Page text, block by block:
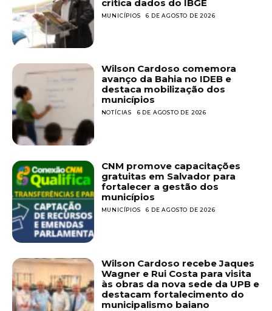
critica dados do IBGE
MUNICÍPIOS 6 DE AGOSTO DE 2026
Wilson Cardoso comemora
avanço da Bahia no IDEB e
destaca mobilização dos
municípios
NOTÍCIAS 6 DE AGOSTO DE 2026
CNM promove capacitações
gratuitas em Salvador para
fortalecer a gestão dos
municípios
MUNICÍPIOS 6 DE AGOSTO DE 2026
Wilson Cardoso recebe Jaques
Wagner e Rui Costa para visita
às obras da nova sede da UPB e
destacam fortalecimento do
municipalismo baiano